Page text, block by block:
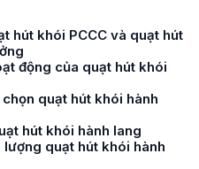
hút khói PCCC và quạt hút
động của quạt hút khói
quạt hút khói hành
hút khói hành lang
lượng quạt hút khói hành